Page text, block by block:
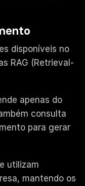
disponíveis no
RAG (Retrieval-
apenas do
consulta
para gerar
utilizam
mantendo os